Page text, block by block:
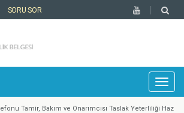
SORU SOR
Tamir, Bakım ve Onarımcısı Taslak Yeterliliği Haz